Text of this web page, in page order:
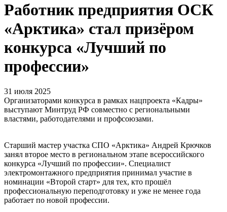
Работник предприятия ОСК
«Арктика» стал призёром
конкурса «Лучший по
профессии»
31 июля 2025
Организаторами конкурса в рамках нацпроекта «Кадры»
выступают Минтруд РФ совместно с региональными
властями, работодателями и профсоюзами.
Старший мастер участка СПО «Арктика» Андрей Крючков
занял второе место в региональном этапе всероссийского
конкурса «Лучший по профессии». Специалист
электромонтажного предприятия принимал участие в
номинации «Второй старт» для тех, кто прошёл
профессиональную переподготовку и уже не менее года
работает по новой профессии.